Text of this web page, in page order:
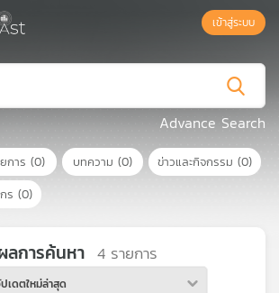
เข้าสู่ระบบ
Advance Search
การ (0) บทความ (0) ข่าวและกิจกรรม (0)
ร (0)
ลการค้นหา 4 รายการ
เดตใหม่ล่าสุด